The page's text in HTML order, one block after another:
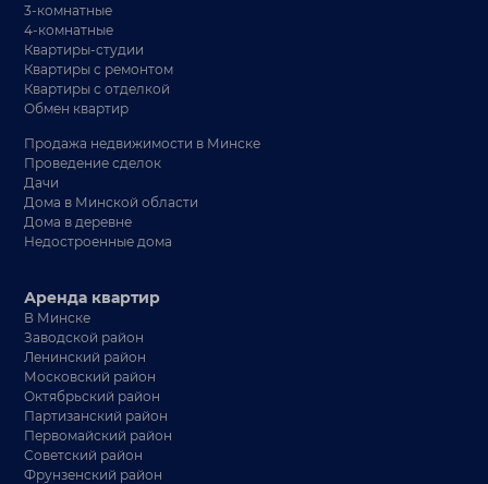
3-комнатные
4-комнатные
Квартиры-студии
Квартиры с ремонтом
Квартиры с отделкой
Обмен квартир
Продажа недвижимости в Минске
Проведение сделок
Дачи
Дома в Минской области
Дома в деревне
Недостроенные дома
Аренда квартир
В Минске
Заводской район
Ленинский район
Московский район
Октябрьский район
Партизанский район
Первомайский район
Советский район
Фрунзенский район